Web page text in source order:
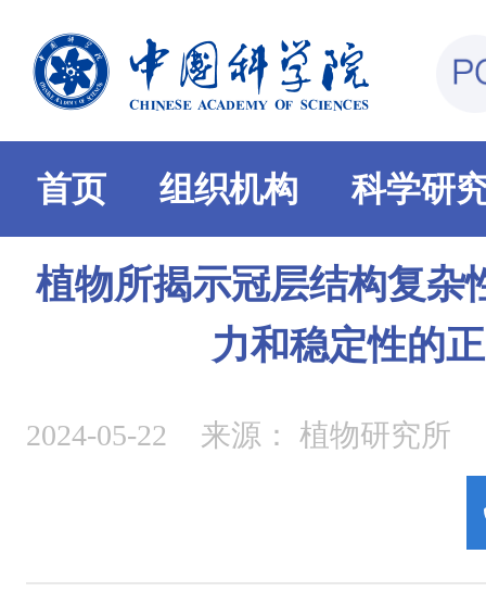
首页 组织机构 科学研
植物所揭示冠层结构复杂
力和稳定性的
2024-05-22 来源： 植物研究所